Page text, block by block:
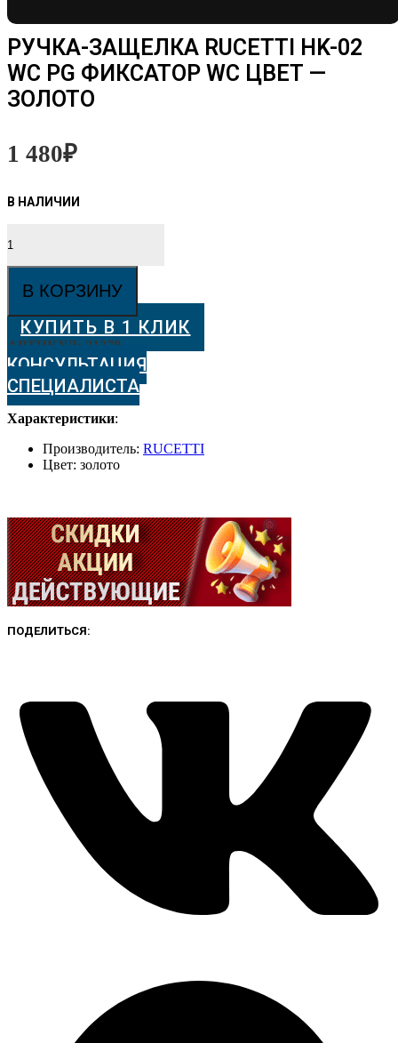
РУЧКА-ЗАЩЕЛКА RUCETTI HK-02
WC PG ФИКСАТОР WC ЦВЕТ —
ЗОЛОТО
1 480₽
товара
Ручка-
Rucetti
HK-
WC
PG
Фиксатор
WC
Цвет
-
В КОРЗИНУ
КУПИТЬ В 1 КЛИК
АРТИКУЛ: 21278
КОНСУЛЬТАЦИЯ
СПЕЦИАЛИСТА
Характеристики:
Производитель: RUCETTI
Цвет: золото
ПОДЕЛИТЬСЯ: